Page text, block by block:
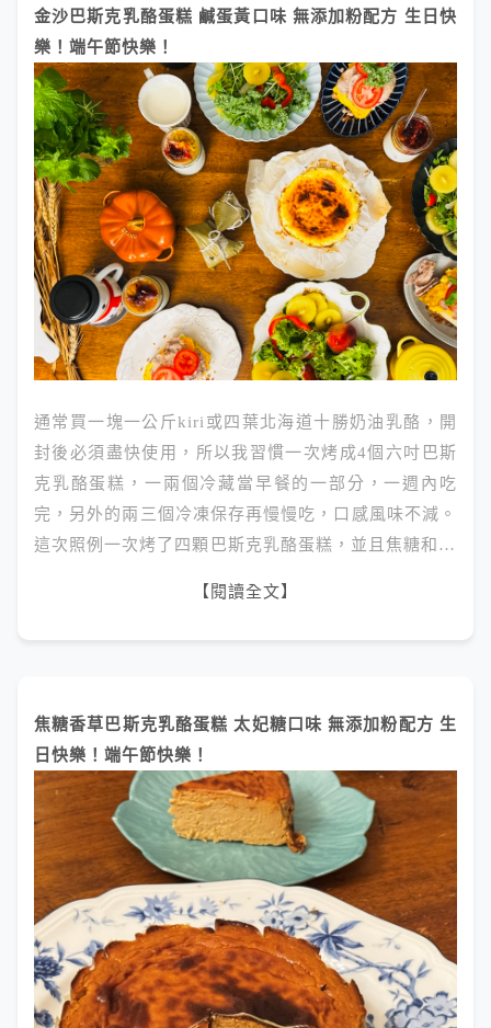
金沙巴斯克乳酪蛋糕 鹹蛋黃口味 無添加粉配方 生日快
樂！端午節快樂！
通常買一塊一公斤kiri或四葉北海道十勝奶油乳酪，開
封後必須盡快使用，所以我習慣一次烤成4個六吋巴斯
克乳酪蛋糕，一兩個冷藏當早餐的一部分，一週內吃
完，另外的兩三個冷凍保存再慢慢吃，口感風味不減。
這次照例一次烤了四顆巴斯克乳酪蛋糕，並且焦糖和…
【閱讀全文】
焦糖香草巴斯克乳酪蛋糕 太妃糖口味 無添加粉配方 生
日快樂！端午節快樂！